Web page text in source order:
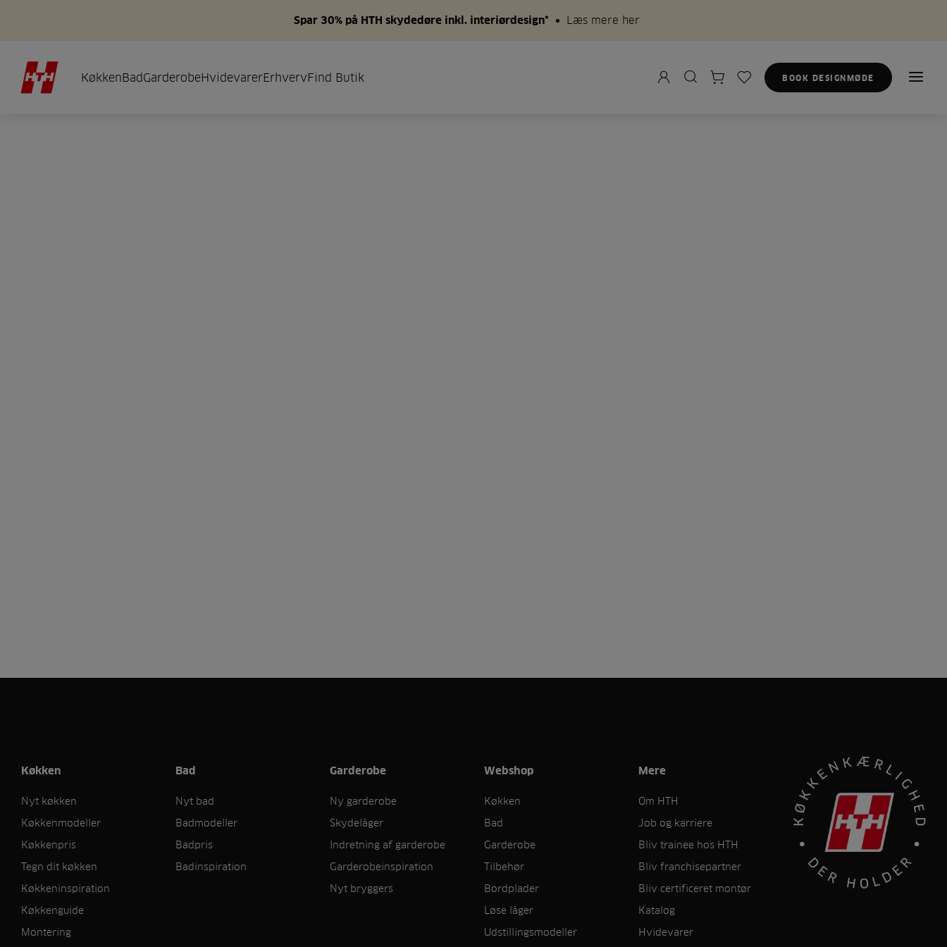
Spar 30% på HTH skydedøre inkl. interiørdesign* Læs mere her
KøkkenBadGarderobeHvidevarerErhvervFind Butik BOOK DESIGNMØDE
Køkken
Nyt køkken
Køkkenmodeller
Køkkenpris
Tegn dit køkken
Køkkeninspiration
Køkkenguide
Montering
Bad
Nyt bad
Badmodeller
Badpris
Badinspiration
Garderobe
Ny garderobe
Skydelåger
Indretning af garderobe
Garderobeinspiration
Nyt bryggers
Webshop
Køkken
Bad
Garderobe
Tilbehør
Bordplader
Løse låger
Udstillingsmodeller
Mere
Om HTH
Job og karriere
Bliv trainee hos HTH
Bliv franchisepartner
Bliv certificeret montør
Katalog
Hvidevarer